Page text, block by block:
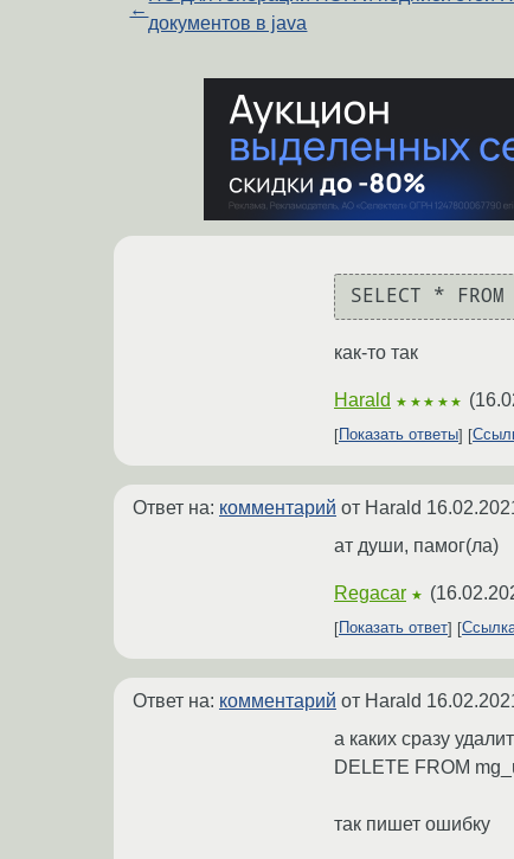
←
документов в java
SELECT *
как-то так
Harald ★★★★★ (
Показать ответы
Ответ на: комментарий от Harald
ат души, памог(ла)
Regacar ★ (
Показать ответ
Ответ на: комментарий от Harald
а каких сразу
DELETE FROM
так пишет ошибку